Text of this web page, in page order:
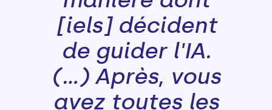
[iels] décident
de guider l'IA.
(...) Après, vous
avez toutes les